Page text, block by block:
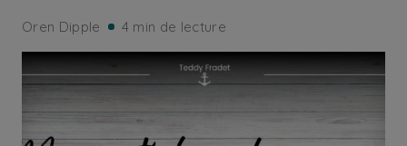
Oren Dipple 4 min de lecture